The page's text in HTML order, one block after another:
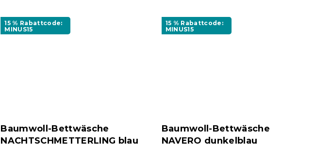
15 % Rabattcode:
MINUS15
Baumwoll-Bettwäsche
NACHTSCHMETTERLING blau
15 % Rabattcode:
MINUS15
Baumwoll-Bettwäsche
NAVERO dunkelblau